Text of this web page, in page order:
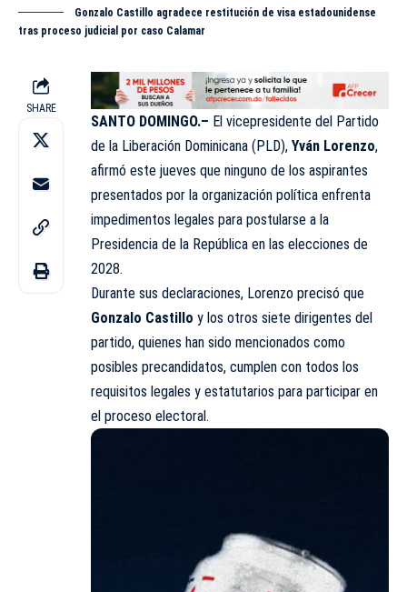
Gonzalo Castillo agradece restitución de visa estadounidense
tras proceso judicial por caso Calamar
SHARE
SANTO DOMINGO.– El vicepresidente del Partido
de la Liberación Dominicana (PLD), Yván Lorenzo,
afirmó este jueves que ninguno de los aspirantes
presentados por la organización política enfrenta
impedimentos legales para postularse a la
Presidencia de la República en las elecciones de
2028.
Durante sus declaraciones, Lorenzo precisó que
Gonzalo Castillo y los otros siete dirigentes del
partido, quienes han sido mencionados como
posibles precandidatos, cumplen con todos los
requisitos legales y estatutarios para participar en
el proceso electoral.